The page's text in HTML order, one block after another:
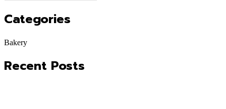
Categories
Bakery
Recent Posts